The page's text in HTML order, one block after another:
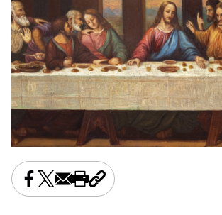
Share this on Facebook
Share this on X
Share this by email
Print this page
Copy the page address